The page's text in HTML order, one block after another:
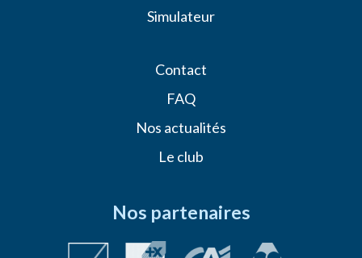
Simulateur
Contact
FAQ
Nos actualités
Le club
Nos partenaires